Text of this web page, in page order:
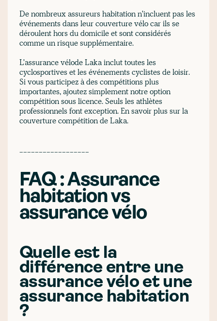
De nombreux assureurs habitation n'incluent pas les
événements dans leur couverture vélo car ils se
déroulent hors du domicile et sont considérés
comme un risque supplémentaire.
L'assurance vélode Laka inclut toutes les
cyclosportives et les événements cyclistes de loisir.
Si vous participez à des compétitions plus
importantes, ajoutez simplement notre option
compétition sous licence. Seuls les athlètes
professionnels font exception. En savoir plus sur la
couverture compétition de Laka.
------------------
FAQ : Assurance
habitation vs
assurance vélo
Quelle est la
différence entre une
assurance vélo et une
assurance habitation
?